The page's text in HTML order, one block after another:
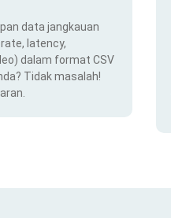
data jangkauan
latency,
dalam format CSV
Tidak masalah!